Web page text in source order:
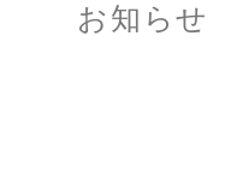
お知らせ